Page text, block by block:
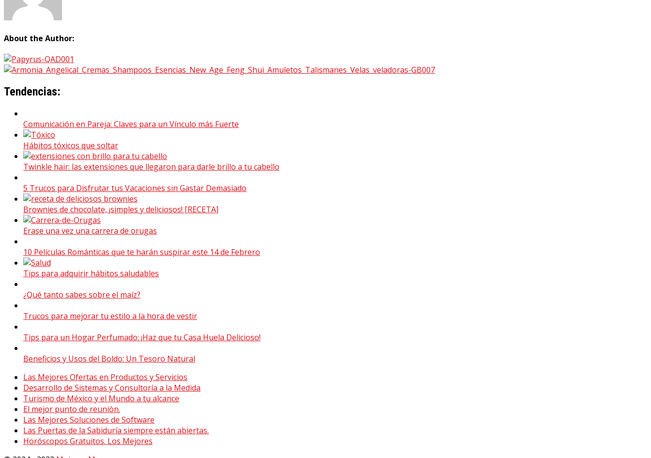
About the Author:
Tendencias:
Comunicación en Pareja: Claves para un Vínculo más Fuerte
Hábitos tóxicos que soltar
Twinkle hair: las extensiones que llegaron para darle brillo a tu cabello
5 Trucos para Disfrutar tus Vacaciones sin Gastar Demasiado
Brownies de chocolate, ¡simples y deliciosos! [RECETA]
Erase una vez una carrera de orugas
10 Películas Románticas que te harán suspirar este 14 de Febrero
Tips para adquirir hábitos saludables
¿Qué tanto sabes sobre el maíz?
Trucos para mejorar tu estilo a la hora de vestir
Tips para un Hogar Perfumado: ¡Haz que tu Casa Huela Delicioso!
Beneficios y Usos del Boldo: Un Tesoro Natural
Las Mejores Ofertas en Productos y Servicios
Desarrollo de Sistemas y Consultoría a la Medida
Turismo de México y el Mundo a tu alcance
El mejor punto de reuniòn.
Las Mejores Soluciones de Software
Las Puertas de la Sabiduría siempre están abiertas.
Horóscopos Gratuitos. Los Mejores